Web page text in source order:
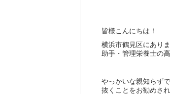
皆様こんにちは！
横浜市鶴見区にあり
助手・管理栄養士の高
やっかいな親知らず
抜くことをお勧めさ